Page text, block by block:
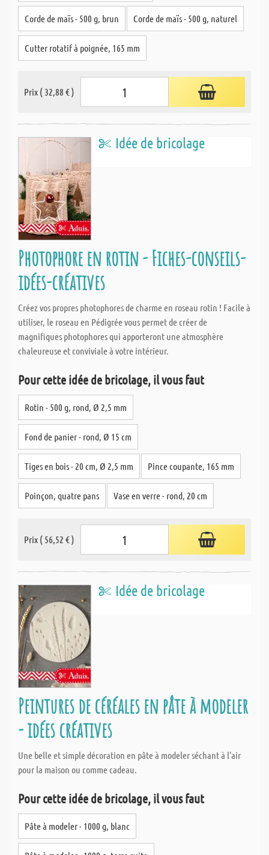
Corde de maïs - 500 g, brun Corde de maïs - 500 g, naturel
Cutter rotatif à poignée, 165 mm
Prix ( 32,88 € )
Idée de bricolage
Photophore en rotin - Fiches-conseils-
idées-créatives
Créez vos propres photophores de charme en roseau rotin ! Facile à
utiliser, le roseau en Pédigrée vous permet de créer de
magnifiques photophores qui apporteront une atmosphère
chaleureuse et conviviale à votre intérieur.
Pour cette idée de bricolage, il vous faut
Rotin - 500 g, rond, Ø 2,5 mm
Fond de panier - rond, Ø 15 cm
Tiges en bois - 20 cm, Ø 2,5 mm Pince coupante, 165 mm
Poinçon, quatre pans Vase en verre - rond, 20 cm
Prix ( 56,52 € )
Idée de bricolage
Peintures de céréales en pâte à modeler
- idées créatives
Une belle et simple décoration en pâte à modeler séchant à l'air
pour la maison ou comme cadeau.
Pour cette idée de bricolage, il vous faut
Pâte à modeler - 1000 g, blanc